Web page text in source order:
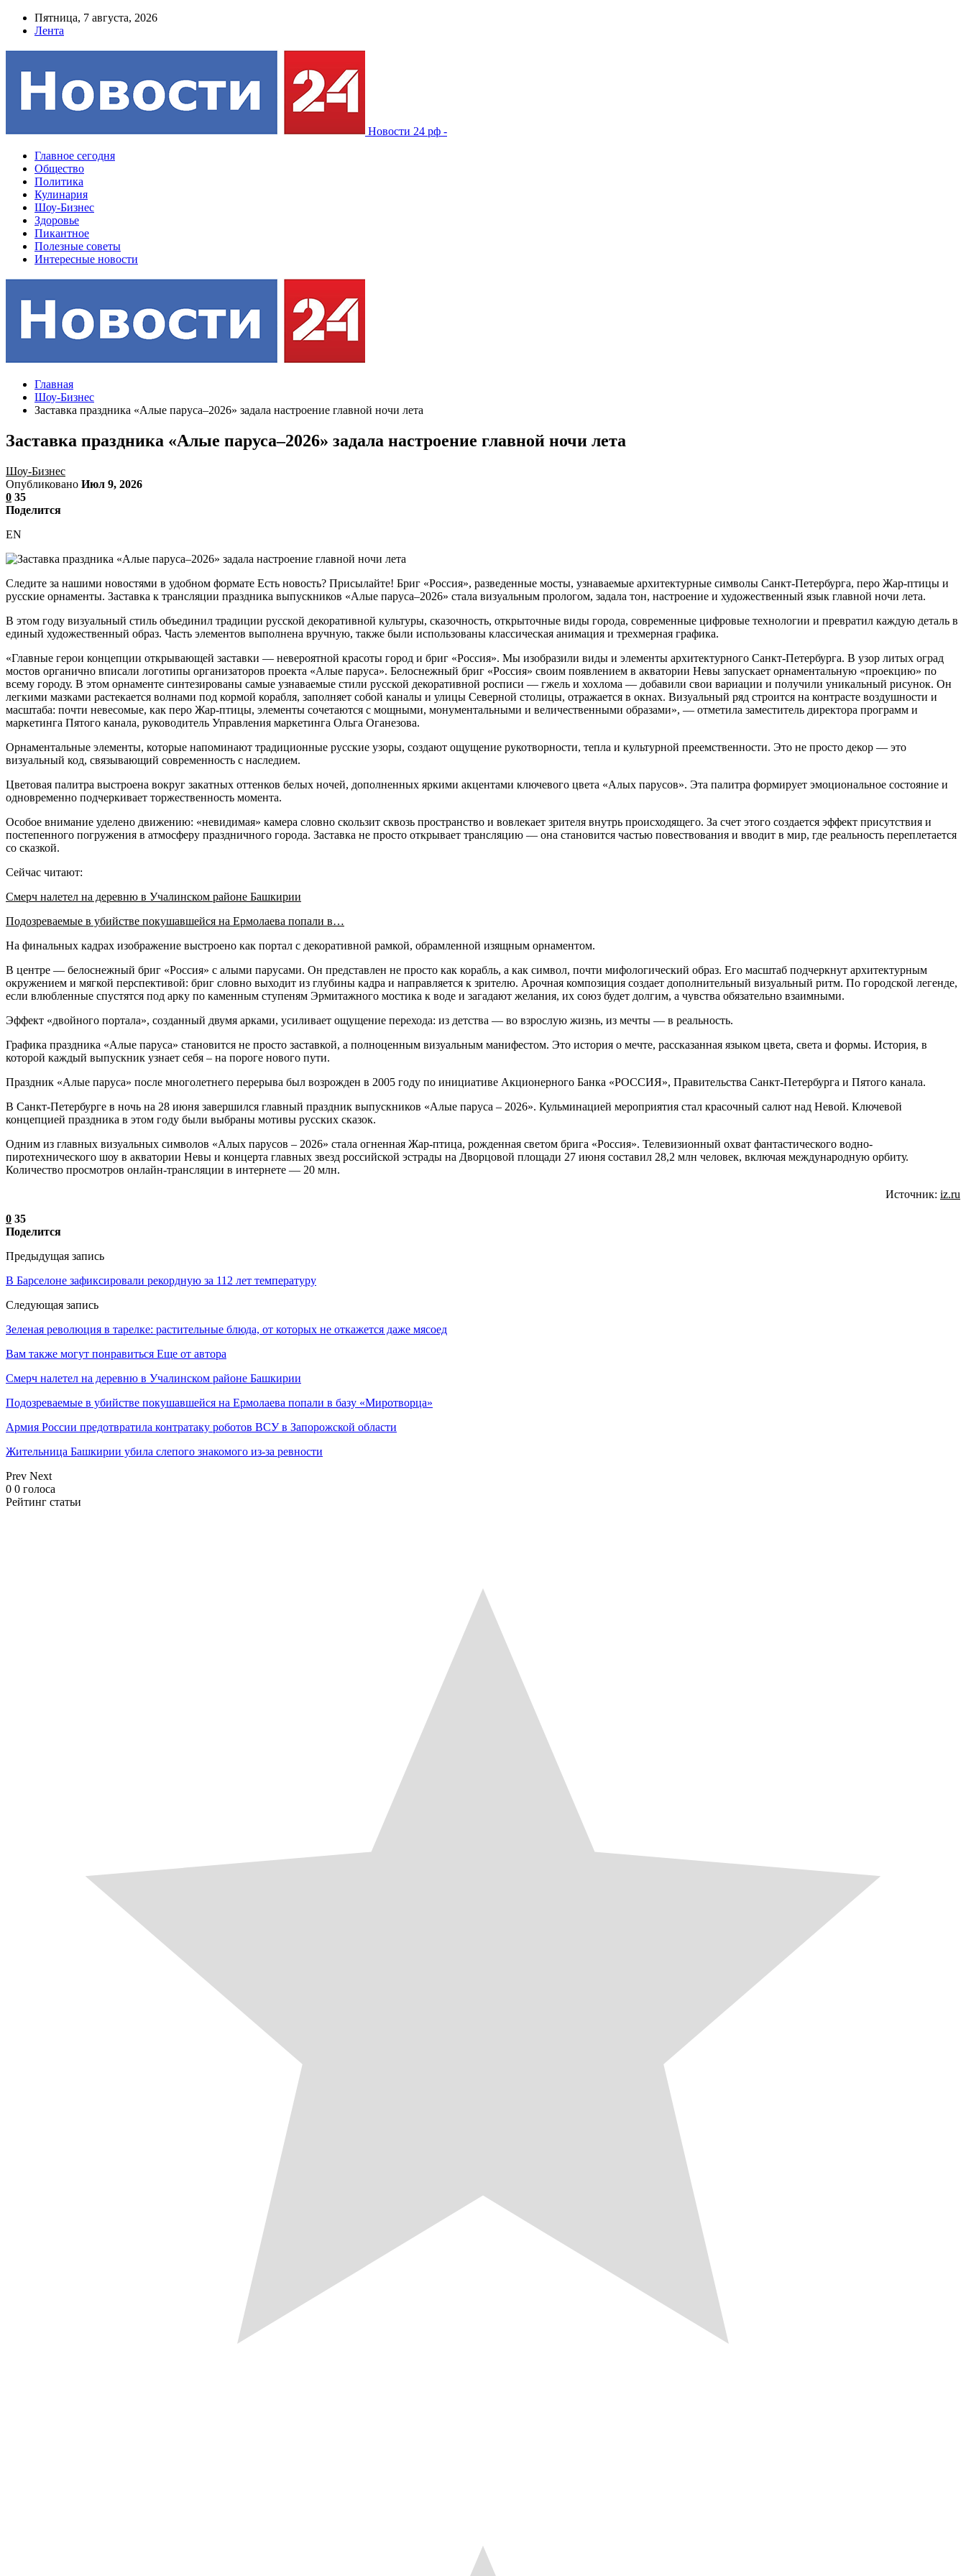
Пятница, 7 августа, 2026
Лента
Новости 24 рф -
Главное сегодня
Общество
Политика
Кулинария
Шоу-Бизнес
Здоровье
Пикантное
Полезные советы
Интересные новости
Главная
Шоу-Бизнес
Заставка праздника «Алые паруса–2026» задала настроение главной ночи лета
Заставка праздника «Алые паруса–2026» задала настроение главной ночи лета
Шоу-Бизнес
Опубликовано Июл 9, 2026
0 35
Поделится
EN
Следите за нашими новостями в удобном формате Есть новость? Присылайте! Бриг «Россия», разведенные мосты, узнаваемые архитектурные символы Санкт-Петербурга, перо Жар-птицы и
русские орнаменты. Заставка к трансляции праздника выпускников «Алые паруса–2026» стала визуальным прологом, задала тон, настроение и художественный язык главной ночи лета.
В этом году визуальный стиль объединил традиции русской декоративной культуры, сказочность, открыточные виды города, современные цифровые технологии и превратил каждую деталь в
единый художественный образ. Часть элементов выполнена вручную, также были использованы классическая анимация и трехмерная графика.
«Главные герои концепции открывающей заставки — невероятной красоты город и бриг «Россия». Мы изобразили виды и элементы архитектурного Санкт-Петербурга. В узор литых оград
мостов органично вписали логотипы организаторов проекта «Алые паруса». Белоснежный бриг «Россия» своим появлением в акватории Невы запускает орнаментальную «проекцию» по
всему городу. В этом орнаменте синтезированы самые узнаваемые стили русской декоративной росписи — гжель и хохлома — добавили свои вариации и получили уникальный рисунок. Он
легкими мазками растекается волнами под кормой корабля, заполняет собой каналы и улицы Северной столицы, отражается в окнах. Визуальный ряд строится на контрасте воздушности и
масштаба: почти невесомые, как перо Жар-птицы, элементы сочетаются с мощными, монументальными и величественными образами», — отметила заместитель директора программ и
маркетинга Пятого канала, руководитель Управления маркетинга Ольга Оганезова.
Орнаментальные элементы, которые напоминают традиционные русские узоры, создают ощущение рукотворности, тепла и культурной преемственности. Это не просто декор — это
визуальный код, связывающий современность с наследием.
Цветовая палитра выстроена вокруг закатных оттенков белых ночей, дополненных яркими акцентами ключевого цвета «Алых парусов». Эта палитра формирует эмоциональное состояние и
одновременно подчеркивает торжественность момента.
Особое внимание уделено движению: «невидимая» камера словно скользит сквозь пространство и вовлекает зрителя внутрь происходящего. За счет этого создается эффект присутствия и
постепенного погружения в атмосферу праздничного города. Заставка не просто открывает трансляцию — она становится частью повествования и вводит в мир, где реальность переплетается
со сказкой.
Сейчас читают:
Смерч налетел на деревню в Учалинском районе Башкирии
Подозреваемые в убийстве покушавшейся на Ермолаева попали в…
На финальных кадрах изображение выстроено как портал с декоративной рамкой, обрамленной изящным орнаментом.
В центре — белоснежный бриг «Россия» с алыми парусами. Он представлен не просто как корабль, а как символ, почти мифологический образ. Его масштаб подчеркнут архитектурным
окружением и мягкой перспективой: бриг словно выходит из глубины кадра и направляется к зрителю. Арочная композиция создает дополнительный визуальный ритм. По городской легенде,
если влюбленные спустятся под арку по каменным ступеням Эрмитажного мостика к воде и загадают желания, их союз будет долгим, а чувства обязательно взаимными.
Эффект «двойного портала», созданный двумя арками, усиливает ощущение перехода: из детства — во взрослую жизнь, из мечты — в реальность.
Графика праздника «Алые паруса» становится не просто заставкой, а полноценным визуальным манифестом. Это история о мечте, рассказанная языком цвета, света и формы. История, в
которой каждый выпускник узнает себя – на пороге нового пути.
Праздник «Алые паруса» после многолетнего перерыва был возрожден в 2005 году по инициативе Акционерного Банка «РОССИЯ», Правительства Санкт-Петербурга и Пятого канала.
В Санкт-Петербурге в ночь на 28 июня завершился главный праздник выпускников «Алые паруса – 2026». Кульминацией мероприятия стал красочный салют над Невой. Ключевой
концепцией праздника в этом году были выбраны мотивы русских сказок.
Одним из главных визуальных символов «Алых парусов – 2026» стала огненная Жар-птица, рожденная светом брига «Россия». Телевизионный охват фантастического водно-
пиротехнического шоу в акватории Невы и концерта главных звезд российской эстрады на Дворцовой площади 27 июня составил 28,2 млн человек, включая международную орбиту.
Количество просмотров онлайн-трансляции в интернете — 20 млн.
Источник: iz.ru
0 35
Поделится
Предыдущая запись
В Барселоне зафиксировали рекордную за 112 лет температуру
Следующая запись
Зеленая революция в тарелке: растительные блюда, от которых не откажется даже мясоед
Вам также могут понравиться Еще от автора
Смерч налетел на деревню в Учалинском районе Башкирии
Подозреваемые в убийстве покушавшейся на Ермолаева попали в базу «Миротворца»
Армия России предотвратила контратаку роботов ВСУ в Запорожской области
Жительница Башкирии убила слепого знакомого из-за ревности
Prev Next
0 0 голоса
Рейтинг статьи